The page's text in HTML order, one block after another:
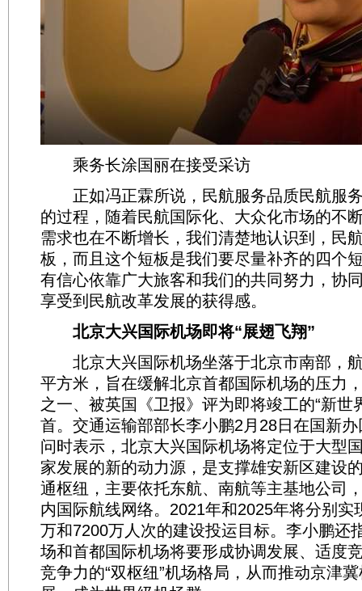
乘务长涂国丽在接受采访
正如冯正霖所说，民航服务品质民航服
的过程，随着民航国际化、大众化市场的不
需求也在不断增长，我们清楚地认识到，民
板，而且这个短板是我们要尽量补齐的四个
有信心依靠广大旅客和我们的共同努力，协
享受到民航改革发展的获得感。
北京大兴国际机场即将“展翅飞翔”
北京大兴国际机场坐落于北京市南部，
平方米，旨在缓解北京首都国际机场的压力
之一、被英国《卫报》评为即将竣工的“新世
首。交通运输部部长李小鹏2月28日在国新
问时表示，北京大兴国际机场将定位于大型
家发展的新的动力源，是支撑雄安新区建设
通枢纽，主要依托东航、南航等主基地公司
内国际航线网络。2021年和2025年将分别实
万和7200万人次的建设投运目标。李小鹏还
场和首都国际机场将要形成协调发展、适度
竞争力的“双枢纽”机场格局，从而推动京津